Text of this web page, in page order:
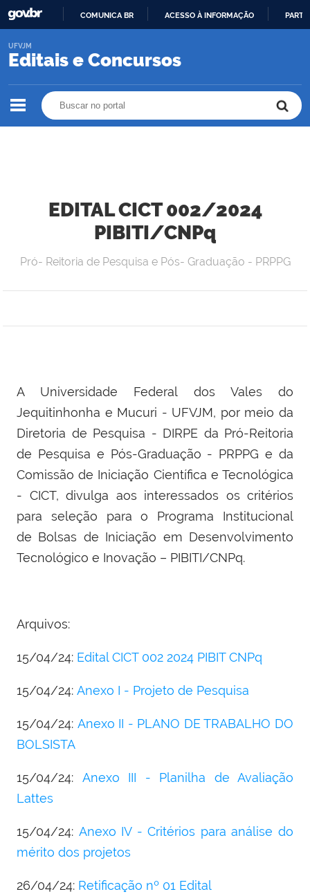
O
COMUNICA BR ACESSO À INFORMAÇÃO
Editais e Concursos
UFVJM
EDITAL CICT 002/2024
PIBITI/CNPq
Pró- Reitoria de Pesquisa e Pós- Graduação - PRPPG
A Universidade Federal dos Vales do
Jequitinhonha e Mucuri - UFVJM, por meio da
Diretoria de Pesquisa - DIRPE da Pró-Reitoria
de Pesquisa e Pós-Graduação - PRPPG e da
Comissão de Iniciação Científica e Tecnológica
- CICT, divulga aos interessados os critérios
para seleção para o Programa Institucional
de Bolsas de Iniciação em Desenvolvimento
Tecnológico e Inovação – PIBITI/CNPq.
Arquivos:
15/04/24: Edital CICT 002 2024 PIBIT CNPq
15/04/24: Anexo I - Projeto de Pesquisa
15/04/24: Anexo II - PLANO DE TRABALHO DO
BOLSISTA
15/04/24: Anexo III - Planilha de Avaliação
Lattes
15/04/24: Anexo IV - Critérios para análise do
mérito dos projetos
26/04/24: Retificação nº 01 Edital